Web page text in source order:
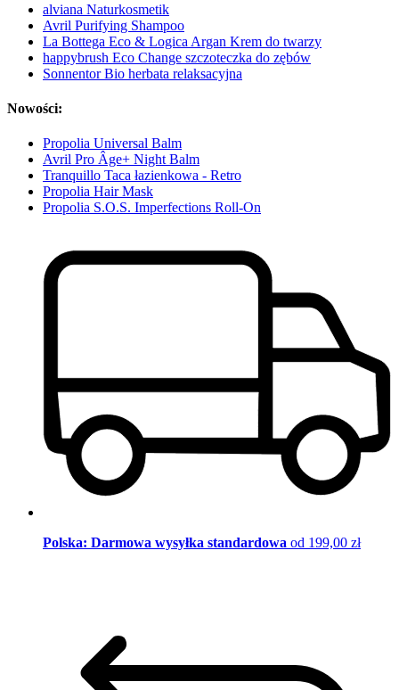
alviana Naturkosmetik
Avril Purifying Shampoo
La Bottega Eco & Logica Argan Krem do twarzy
happybrush Eco Change szczoteczka do zębów
Sonnentor Bio herbata relaksacyjna
Nowości:
Propolia Universal Balm
Avril Pro Âge+ Night Balm
Tranquillo Taca łazienkowa - Retro
Propolia Hair Mask
Propolia S.O.S. Imperfections Roll-On
Polska: Darmowa wysyłka standardowa od 199,00 zł